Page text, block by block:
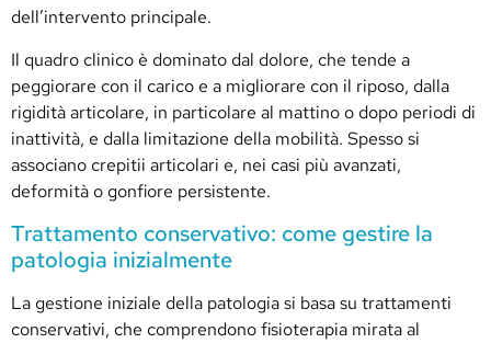
dell’intervento principale.
Il quadro clinico è dominato dal dolore, che tende a
peggiorare con il carico e a migliorare con il riposo, dalla
rigidità articolare, in particolare al mattino o dopo periodi di
inattività, e dalla limitazione della mobilità. Spesso si
associano crepitii articolari e, nei casi più avanzati,
deformità o gonfiore persistente.
Trattamento conservativo: come gestire la
patologia inizialmente
La gestione iniziale della patologia si basa su trattamenti
conservativi, che comprendono fisioterapia mirata al